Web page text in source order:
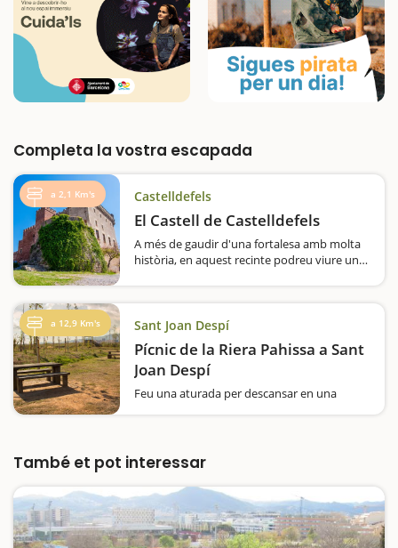
Completa la vostra escapada
a 2,1 Km's Castelldefels
El Castell de Castelldefels
A més de gaudir d'una fortalesa amb molta
història, en aquest recinte podreu viure una
de la localitat, veureu que el castell és un
dels elements centrals i…
a 12,9 Km's Sant Joan Despí
Pícnic de la Riera Pahissa a Sant
Joan Despí
Feu una aturada per descansar en una
lleure a la riba del Llobregat, un dels…
També et pot interessar